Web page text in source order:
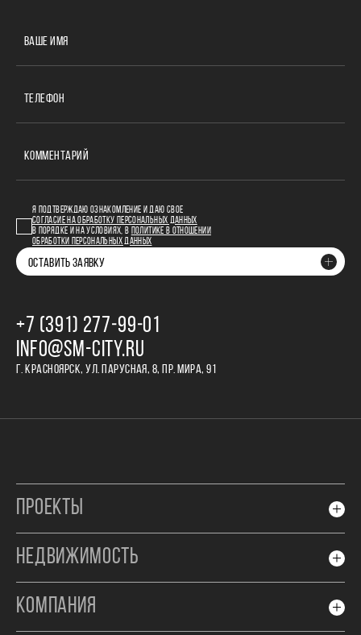
ВАШЕ ИМЯ
ТЕЛЕФОН
КОММЕНТАРИЙ
Я ПОДТВЕРЖДАЮ ОЗНАКОМЛЕНИЕ И ДАЮ СВОЕ
СОГЛАСИЕ НА ОБРАБОТКУ ПЕРСОНАЛЬНЫХ ДАННЫХ
В ПОРЯДКЕ И НА УСЛОВИЯХ, В
ПОЛИТИКЕ В ОТНОШЕНИИ
ОБРАБОТКИ ПЕРСОНАЛЬНЫХ ДАННЫХ
ОСТАВИТЬ ЗАЯВКУ
+7 (391) 277‒99‒01
INFO@SM-CITY.RU
Г. КРАСНОЯРСК, УЛ. ПАРУСНАЯ, 8, ПР. МИРА, 91
ПРОЕКТЫ
НЕДВИЖИМОСТЬ
КОМПАНИЯ